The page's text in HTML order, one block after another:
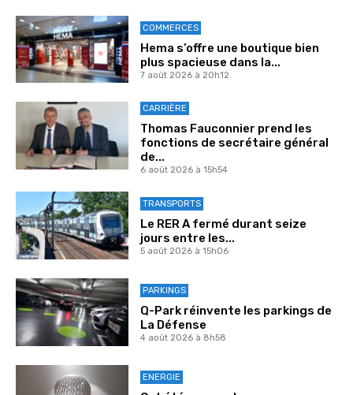
COMMERCES
Hema s’offre une boutique bien
plus spacieuse dans la...
7 août 2026 à 20h12
CARRIÈRE
Thomas Fauconnier prend les
fonctions de secrétaire général
de...
6 août 2026 à 15h54
TRANSPORTS
Le RER A fermé durant seize
jours entre les...
5 août 2026 à 15h06
PARKINGS
Q-Park réinvente les parkings de
La Défense
4 août 2026 à 8h58
ENERGIE